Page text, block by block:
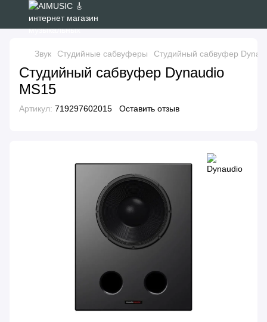
Звук Студийные сабвуферы Студийный сабвуфер
Студийный сабвуфер Dynaudio
MS15
Артикул: 719297602015 Оставить отзыв